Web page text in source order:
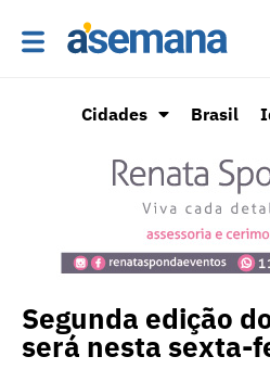
Cidades Brasil
Segunda edição
será nesta sexta-